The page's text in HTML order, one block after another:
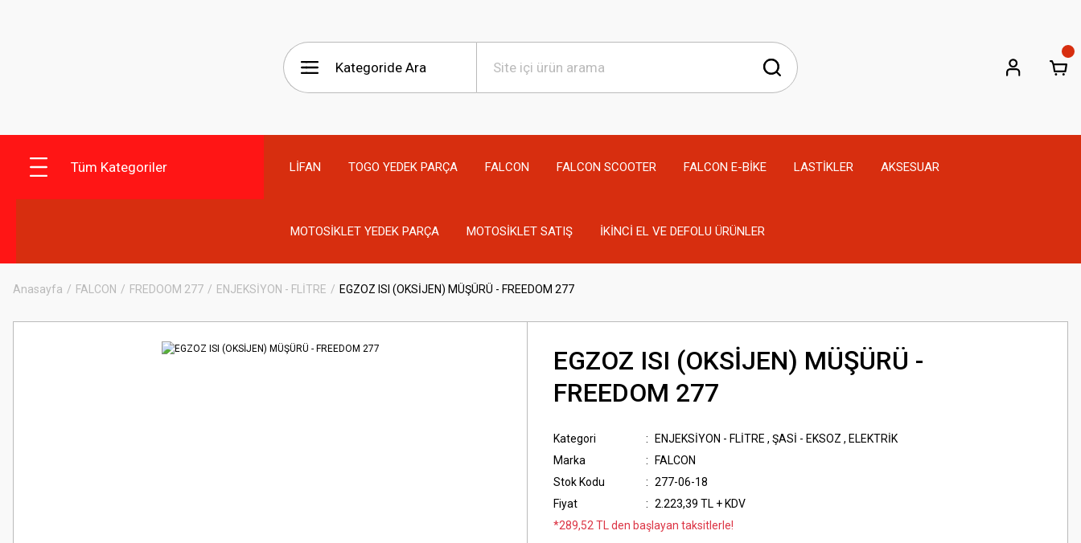
Tüm Kategoriler LİFAN TOGO YEDEK PARÇA FALCON FALCON SCOOTER FALCON E-BİKE LASTİKLER AKSESUAR
MOTOSİKLET YEDEK PARÇA MOTOSİKLET SATIŞ İKİNCİ EL VE DEFOLU ÜRÜNLER
Anasayfa FALCON FREDOOM 277 ENJEKSİYON - FLİTRE EGZOZ ISI (OKSİJEN) MÜŞÜRÜ - FREEDOM 277
EGZOZ ISI (OKSİJEN) MÜŞÜRÜ -
FREEDOM 277
Kategori ENJEKSİYON - FLİTRE , ŞASİ - EKSOZ , ELEKTRİK
Marka
FALCON
Stok Kodu
277-06-18
Fiyat
2.223,39 TL + KDV
*289,52 TL den başlayan taksitlerle!